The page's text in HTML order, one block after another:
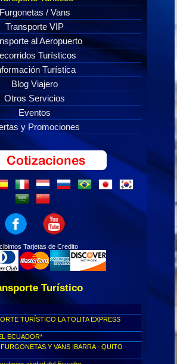
Furgonetas / Vans
Transporte VIP
al Aeropuerto
Turísticos
Turística
Blog Viajero
Otros Servicios
Eventos
y Promociones
Tarjetas de Credito
Turístico
TURÍSTICO LA TOLITA EXPRESS
ECUADOR*
Y VANS IBARRA - QUITO -